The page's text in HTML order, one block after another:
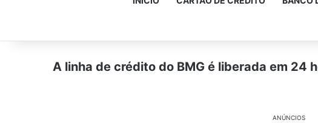
A linha de crédito do BMG é liberada em 24
ANÚNCIOS